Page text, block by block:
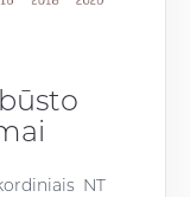
NT